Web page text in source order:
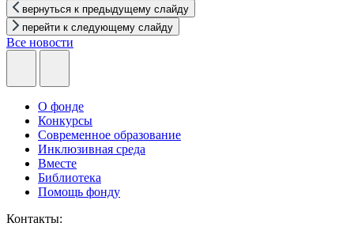
вернуться к предыдущему слайду
перейти к следующему слайду
Все новости
О фонде
Конкурсы
Современное образование
Инклюзивная среда
Вместе
Библиотека
Помощь фонду
Контакты: